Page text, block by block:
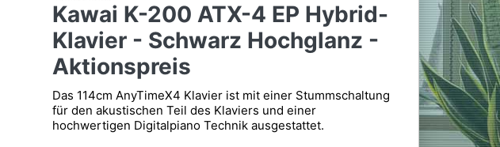
Kawai K-200 ATX-4 EP Hybrid-
Klavier - Schwarz Hochglanz -
Aktionspreis
Das 114cm AnyTimeX4 Klavier ist mit einer Stummschaltung
für den akustischen Teil des Klaviers und einer
hochwertigen Digitalpiano Technik ausgestattet.